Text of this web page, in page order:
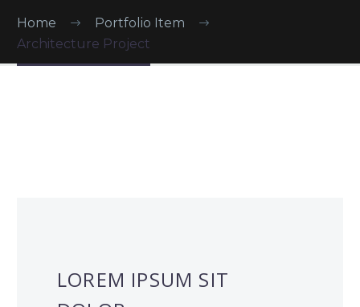
Home
Portfolio Item
Architecture Project
LOREM IPSUM SIT